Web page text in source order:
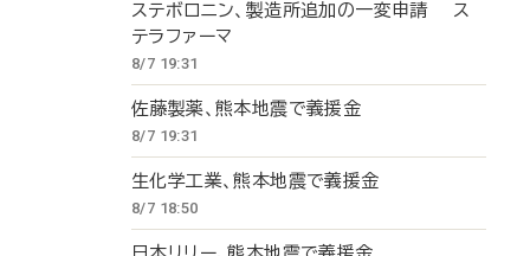
ステボロニン、製造所追加の一変申請 ス
テラファーマ
8/7 19:31
佐藤製薬、熊本地震で義援金
8/7 19:31
生化学工業、熊本地震で義援金
8/7 18:50